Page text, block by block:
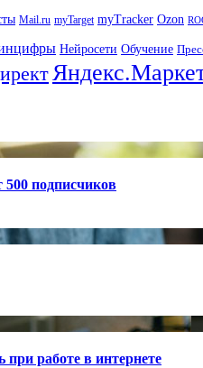
Mail.ru myTarget myTracker Ozon
Нейросети Обучение
подписчиков
работе в интернете